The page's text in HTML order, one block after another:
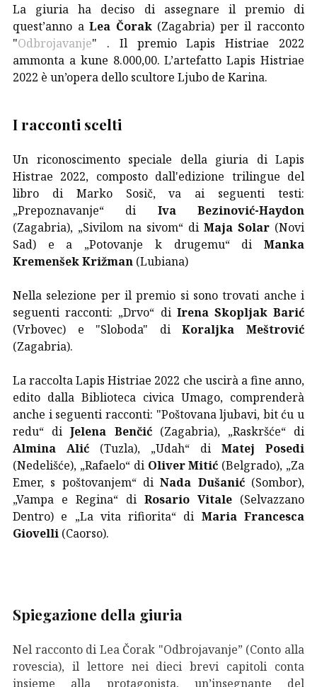
La giuria ha deciso di assegnare il premio di
quest’anno aLea Čorak (Zagabria) per il racconto
"Odbrojavanje" . Il premio Lapis Histriae 2022
ammonta a kune 8.000,00. L’artefatto Lapis Histriae
2022 è un’opera dello scultore Ljubo de Karina.
I racconti scelti
Un riconoscimento speciale della giuria di Lapis
Histrae 2022, composto dall'edizione trilingue del
libro di Marko Sosič, va ai seguenti testi:
„Prepoznavanje“ di Iva Bezinović-Haydon
(Zagabria), „Sivilom na sivom“ di Maja Solar (Novi
Sad) e a „Potovanje k drugemu“ di Manka
Kremenšek Križman (Lubiana)
Nella selezione per il premio si sono trovati anche i
seguenti racconti: „Drvo“ di Irena Skopljak Barić
(Vrbovec) e "Sloboda" diKoraljka Meštrović
(Zagabria).
La raccolta Lapis Histriae 2022 che uscirà a fine anno,
edito dalla Biblioteca civica Umago, comprenderà
anche i seguenti racconti: "Poštovana ljubavi, bit ću u
redu“ diJelena Benčić(Zagabria), „Raskršće“ di
Almina Alić (Tuzla), „Udah“ di Matej Posedi
(Nedelišće), „Rafaelo“ di Oliver Mitić (Belgrado), „Za
Emer, s poštovanjem“ diNada Dušanić(Sombor),
„Vampa e Regina“ di Rosario Vitale (Selvazzano
Dentro) e „La vita rifiorita“ di Maria Francesca
Giovelli (Caorso).
Spiegazione della giuria
Nel racconto di Lea Čorak "Odbrojavanje” (Conto alla
rovescia), il lettore nei dieci brevi capitoli conta
insieme alla protagonista, un’insegnante del